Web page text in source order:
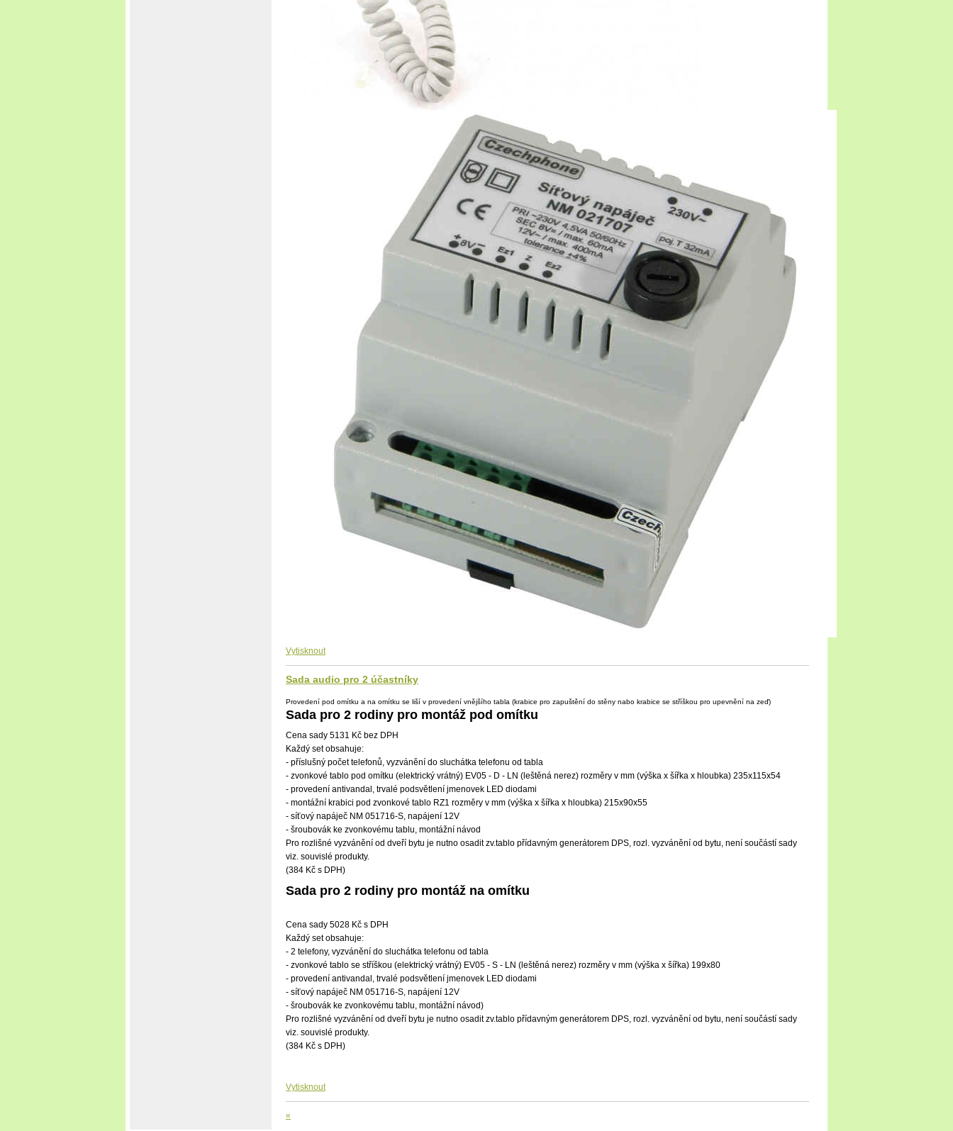
Vytisknout
Sada audio pro 2 účastníky
Provedení pod omítku a na omítku se liší v provedení vnějšího tabla (krabice pro zapuštění do stěny nabo krabice se stříškou pro upevnění na zeď)
Sada pro 2 rodiny pro montáž pod omítku
Cena sady 5131 Kč bez DPH
Každý set obsahuje:
- pří­slušný počet telefonů, vyzvánění­ do sluchátka telefonu od tabla
- zvonkové tablo pod omí­tku (elektrický vrátný) EV05 - D - LN (leštěná nerez) rozměry v mm (výška x ší­řka x hloubka) 235x115x54
- provedení­ antivandal, trvalé podsvětlení­ jmenovek LED diodami
- montážní­ krabici pod zvonkové tablo RZ1 rozměry v mm (výška x ší­řka x hloubka) 215x90x55
- síťový napáječ NM 051716-S, napájení­ 12V
- šroubovák ke zvonkovému tablu, montážní­ návod
Pro rozlišné vyzvánění­ od dveří­ bytu je nutno osadit zv.tablo pří­davným generátorem DPS, rozl. vyzvánění­ od bytu, není­ součástí­ sady
viz. souvislé produkty.
(384 Kč s DPH)
Sada pro 2 rodiny pro montáž na omítku
Cena sady 5028 Kč s DPH
Každý set obsahuje:
- 2 telefony, vyzvánění­ do sluchátka telefonu od tabla
- zvonkové tablo se stří­škou (elektrický vrátný) EV05 - S - LN (leštěná nerez) rozměry v mm (výška x ší­řka) 199x80
- provedení­ antivandal, trvalé podsvětlení­ jmenovek LED diodami
- síťový napáječ NM 051716-S, napájení­ 12V
- šroubovák ke zvonkovému tablu, montážní­ návod)
Pro rozlišné vyzvánění­ od dveří­ bytu je nutno osadit zv.tablo pří­davným generátorem DPS, rozl. vyzvánění­ od bytu, není­ součástí­ sady
viz. souvislé produkty.
(384 Kč s DPH)
Vytisknout
«